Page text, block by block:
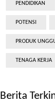
PENDIDIKAN
POTENSI
PRODUK
TENAGA KERJA
Berita